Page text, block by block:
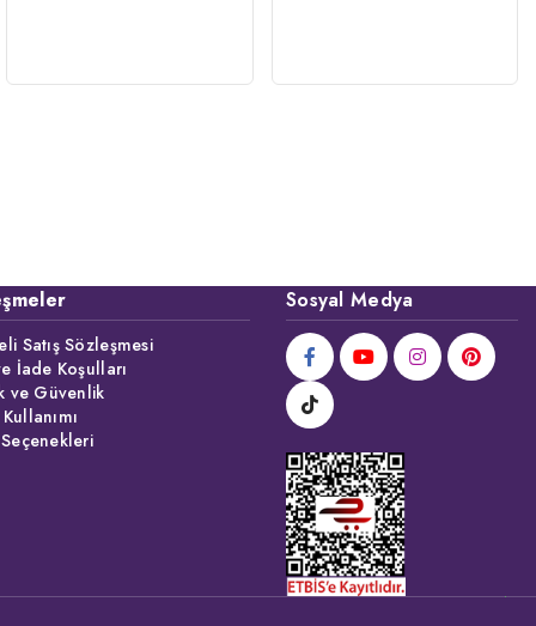
Satış Sözleşmesi
İade Koşulları
ve Güvenlik
Sosyal Medya